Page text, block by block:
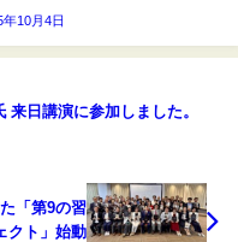
年10月4日
来日講演に参加しました。
「第9の習
クト」始動